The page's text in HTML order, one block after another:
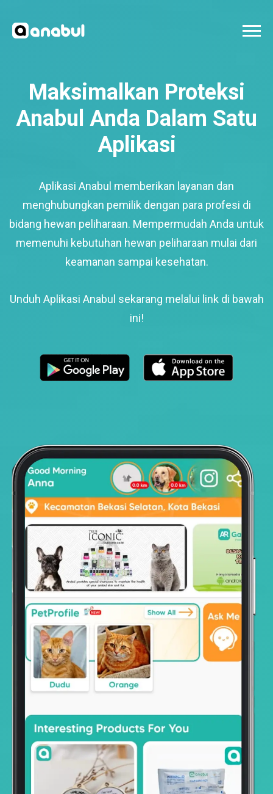
Maksimalkan Proteksi
Anabul Anda Dalam Satu
Aplikasi
Aplikasi Anabul memberikan layanan dan
menghubungkan pemilik dengan para profesi di
bidang hewan peliharaan. Mempermudah Anda untuk
memenuhi kebutuhan hewan peliharaan mulai dari
keamanan sampai kesehatan.
Unduh Aplikasi Anabul sekarang melalui link di bawah
ini!